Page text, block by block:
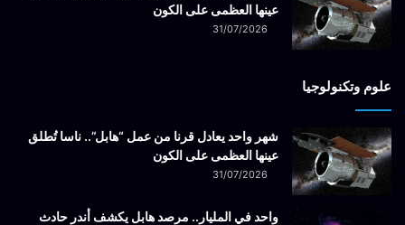
عينها العظمى على الكون
31/07/2026
علوم وتكنولوجيا
شهر واحد يعادل قرنا من عمل “هابل”.. ناسا تُطلق
عينها العظمى على الكون
31/07/2026
واحد في المليار.. مرصد هابل يكشف أندر حادث